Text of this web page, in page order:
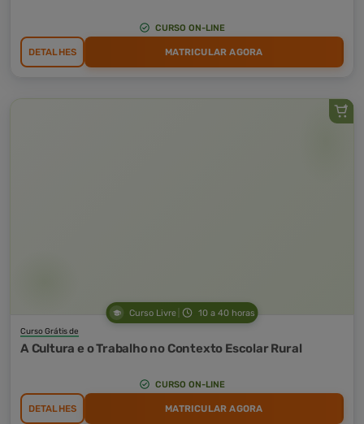
CURSO ON-LINE
DETALHES MATRICULAR AGORA
Curso Livre 10 a 40 horas
Curso Grátis de
A Cultura e o Trabalho no Contexto Escolar Rural
CURSO ON-LINE
DETALHES MATRICULAR AGORA